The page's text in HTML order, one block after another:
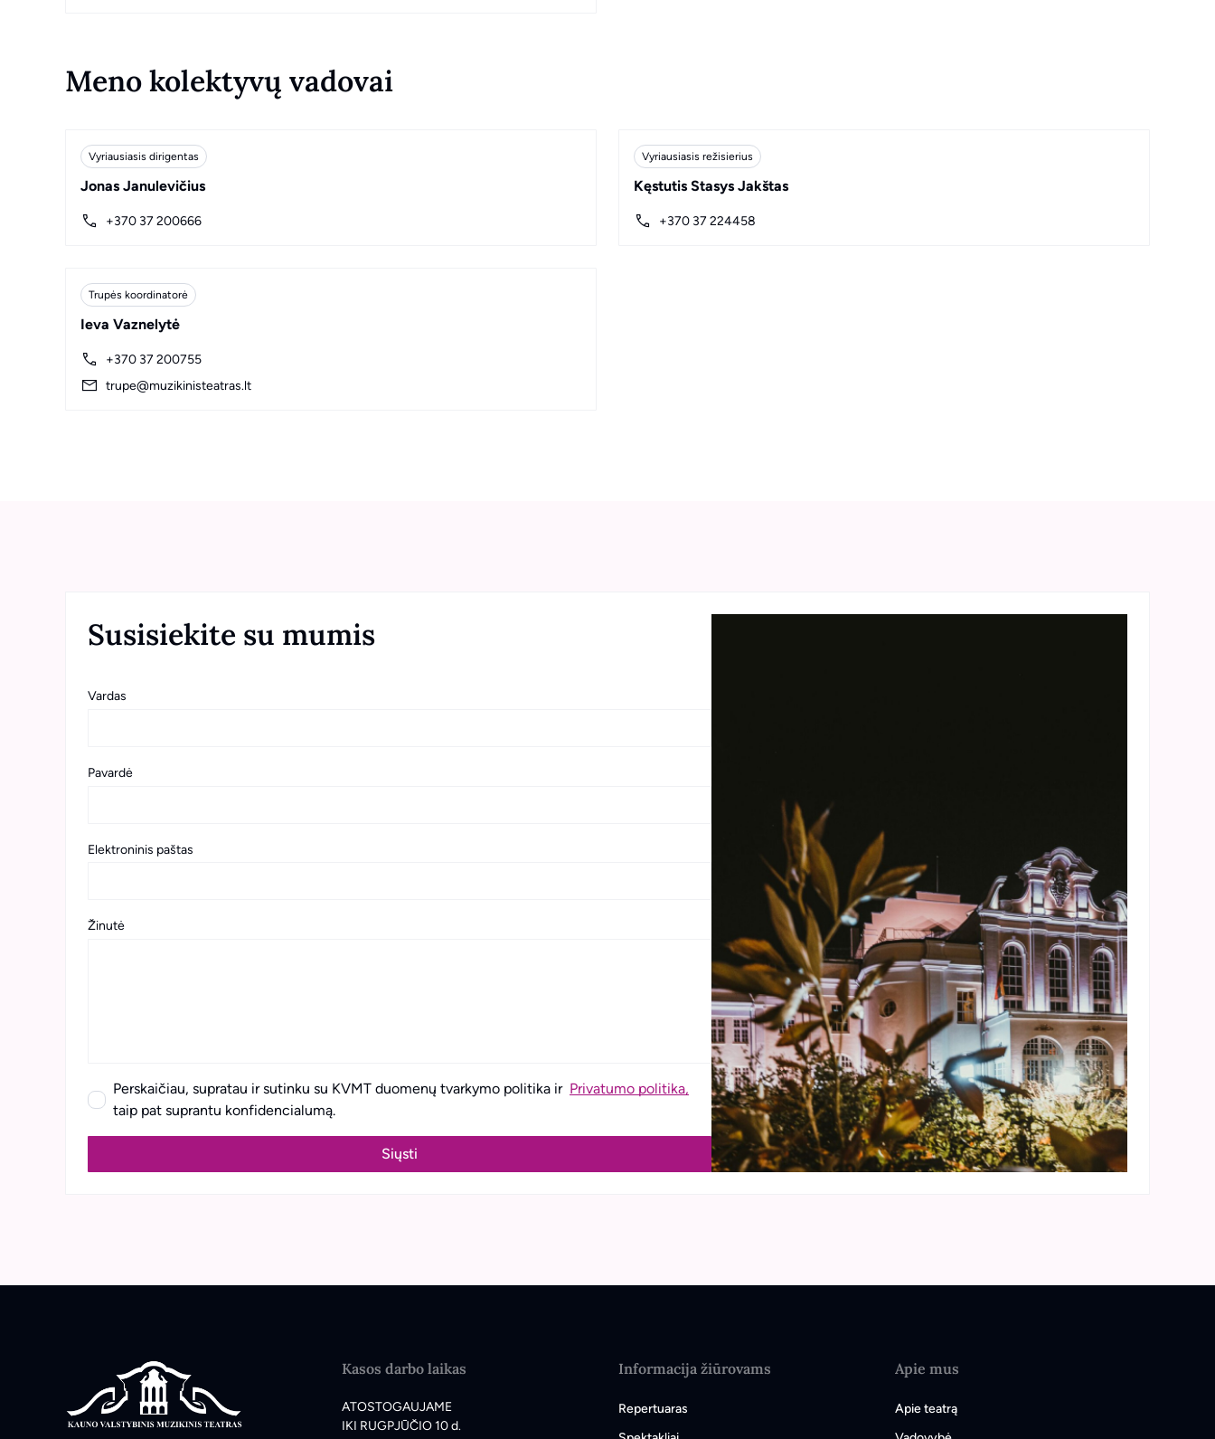
Meno kolektyvų vadovai
Vyriausiasis dirigentas
Jonas Janulevičius
+370 37 200666
Vyriausiasis režisierius
Kęstutis Stasys Jakštas
+370 37 224458
Trupės koordinatorė
Ieva Vaznelytė
+370 37 200755
trupe@muzikinisteatras.lt
Susisiekite su mumis
Vardas
Pavardė
Elektroninis paštas
Žinutė
Perskaičiau, supratau ir sutinku su KVMT duomenų tvarkymo politika ir Privatumo politika,
taip pat suprantu konfidencialumą.
Siųsti
Kasos darbo laikas
ATOSTOGAUJAME
IKI RUGPJŪČIO 10 d.
Informacija žiūrovams
Repertuaras
Apie mus
Apie teatrą